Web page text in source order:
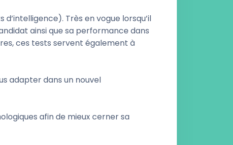
Très en vogue lorsqu’il
ainsi que sa performance dans
ces tests servent également à
adapter dans un nouvel
afin de mieux cerner sa